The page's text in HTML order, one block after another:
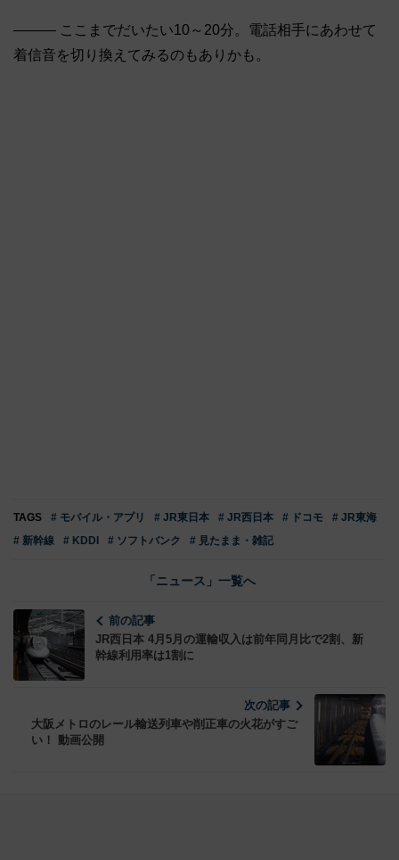
――― ここまでだいたい10～20分。電話相手にあわせて
着信音を切り換えてみるのもありかも。
TAGS # モバイル・アプリ # JR東日本 # JR西日本 # ドコモ
# JR東海
# 新幹線
# KDDI # ソフトバンク # 見たまま・雑記
「ニュース」一覧へ
前の記事
JR西日本 4月5月の運輸収入は前年同月比で2割、新
幹線利用率は1割に
次の記事
大阪メトロのレール輸送列車や削正車の火花がすご
い！ 動画公開